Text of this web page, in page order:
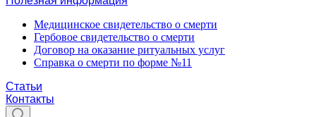
Медицинское свидетельство о смерти
Гербовое свидетельство о смерти
Договор на оказание ритуальных услуг
Справка о смерти по форме №11
Статьи
Контакты